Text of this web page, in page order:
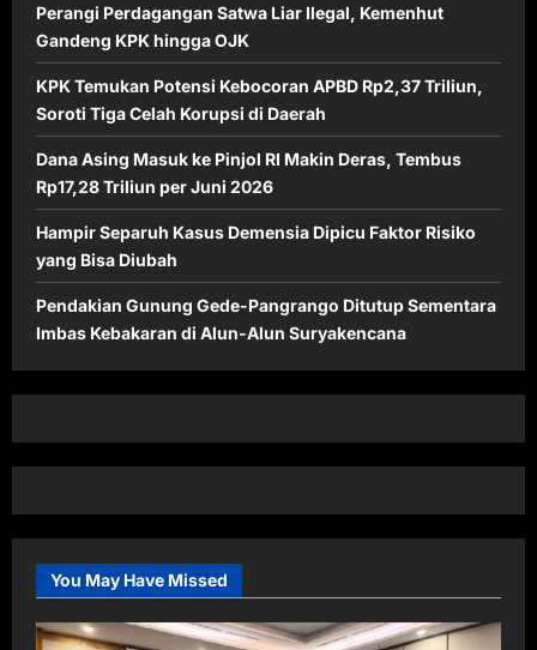
Perangi Perdagangan Satwa Liar Ilegal, Kemenhut
Gandeng KPK hingga OJK
KPK Temukan Potensi Kebocoran APBD Rp2,37 Triliun,
Soroti Tiga Celah Korupsi di Daerah
Dana Asing Masuk ke Pinjol RI Makin Deras, Tembus
Rp17,28 Triliun per Juni 2026
Hampir Separuh Kasus Demensia Dipicu Faktor Risiko
yang Bisa Diubah
Pendakian Gunung Gede-Pangrango Ditutup Sementara
Imbas Kebakaran di Alun-Alun Suryakencana
You May Have Missed